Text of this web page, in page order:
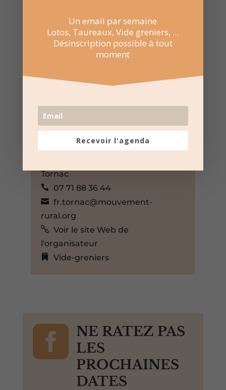
Événement sur toute la journée
1543 route de Saint-hippolyte
du fort, Tornac, Gard, 30140,
France,
+ Google Map
Tornac
07 71 88 36 44
fr.tornac@mouvement-
rural.org
Voir le site Web de
l'organisateur
Vide-greniers

NE RATEZ PAS
LES
PROCHAINES
DATES
Un email par semaine
Lotos, Taureaux, Vide greniers, ...
Désinscription possible à tout
moment
Recevoir l'agenda